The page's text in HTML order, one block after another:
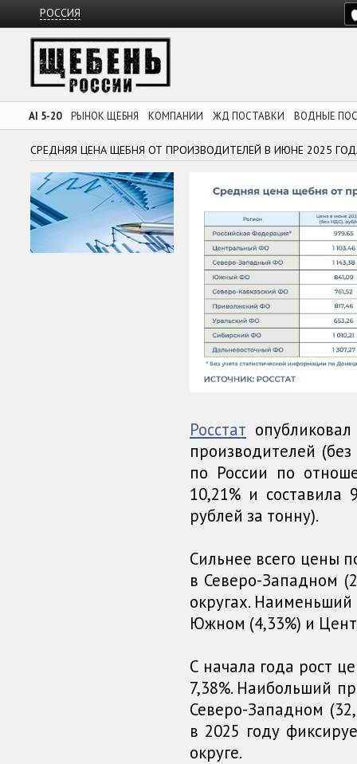
РОССИЯ
AI 5-20 РЫНОК ЩЕБНЯ КОМПАНИИ ЖД ПОСТАВКИ ВОДНЫЕ
СРЕДНЯЯ ЦЕНА ЩЕБНЯ ОТ ПРОИЗВОДИТЕЛЕЙ В ИЮНЕ 2025
Росстат
производителей
по России по
10,21% и составила
рублей за тонну).
Сильнее всего цены
в Северо-Западном
округах. Наименьший
Южном (4,33%) и
С начала года рост
7,38%. Наибольший
Северо-Западном
в 2025 году
округе.